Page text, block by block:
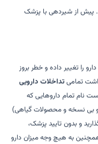
پیش از شیردهی با پزشک
را تغییر داده و خطر بروز
تمامیتداخلات دارویی
نام تمام داروهایی که
بی نسخه و محصولات گیاهی)
و بدون تایید پزشک،
به هیچ وجه میزان دارو